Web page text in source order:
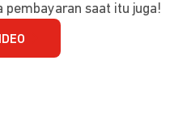
pembayaran saat itu juga!